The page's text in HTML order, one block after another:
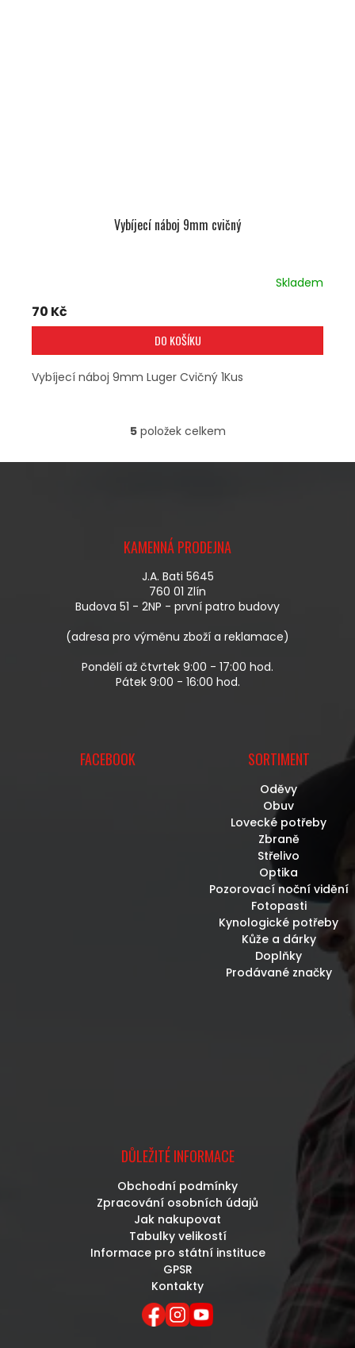
Vybíjecí náboj 9mm cvičný
Skladem
70 Kč
DO KOŠÍKU
Vybíjecí náboj 9mm Luger Cvičný 1Kus
O
L
Í
P
R
V
K
V
P
I
5položek celkem
KAMENNÁ PRODEJNA
J.A. Bati 5645
760 01 Zlín
Budova 51 - 2NP - první patro budovy
(adresa pro výměnu zboží a reklamace)
Pondělí až čtvrtek 9:00 - 17:00 hod.
Pátek 9:00 - 16:00 hod.
FACEBOOK SORTIMENT
Oděvy
Obuv
Lovecké potřeby
Zbraně
Střelivo
Optika
Pozorovací noční vidění
Fotopasti
Kynologické potřeby
Kůže a dárky
Doplňky
Prodávané značky
DŮLEŽITÉ INFORMACE
Obchodní podmínky
Zpracování osobních údajů
Jak nakupovat
Tabulky velikostí
Informace pro státní instituce
GPSR
Kontakty